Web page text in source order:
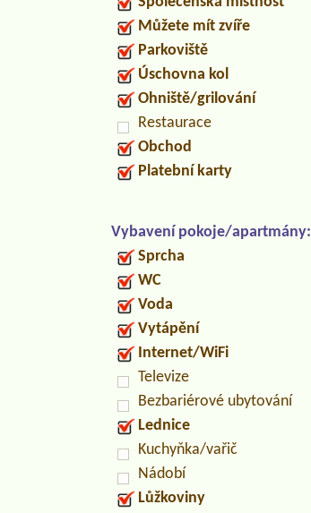
Můžete mít zvíře
Parkoviště
Úschovna kol
Ohniště/grilování
Restaurace
Obchod
Platební karty
Vybavení pokoje/apartmány:
Sprcha
WC
Voda
Vytápění
Internet/WiFi
Televize
Bezbariérové ubytování
Lednice
Kuchyňka/vařič
Nádobí
Lůžkoviny